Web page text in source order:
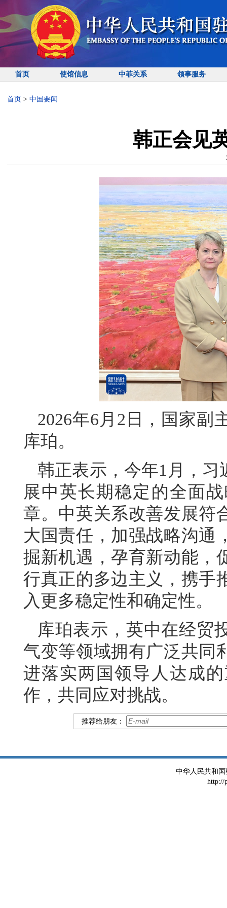
首页 使馆信息 中菲关系 领事服务
首页 > 中国要闻
韩正会见
2026年6月2日，国家副
库珀。
韩正表示，今年1月，
展中英长期稳定的全面
章。中英关系改善发展符
大国责任，加强战略沟通
掘新机遇，孕育新动能，
行真正的多边主义，携手
入更多稳定性和确定性。
库珀表示，英中在经贸
气变等领域拥有广泛共同
进落实两国领导人达成
作，共同应对挑战。
推荐给朋友：
中华人民共和
http://